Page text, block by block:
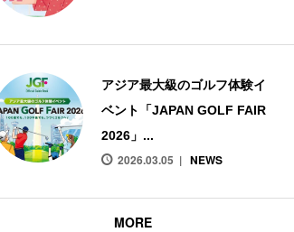
アジア最大級のゴルフ体験イ
ベント「JAPAN GOLF FAIR
2026」...
2026.03.05 NEWS
MORE